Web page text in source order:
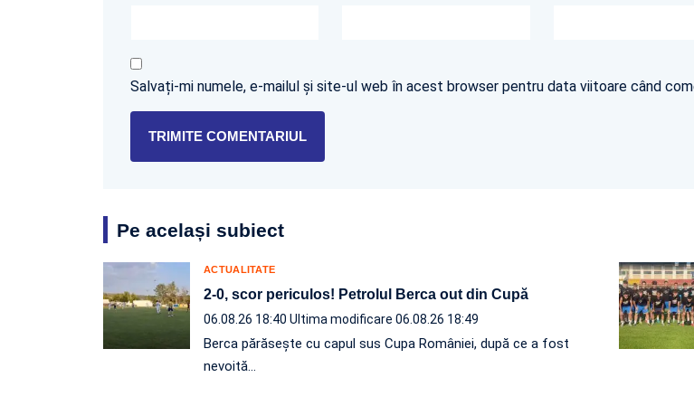
Salvați-mi numele, e-mailul și site-ul web în acest browser pentru data viitoare când
Pe același subiect
ACTUALITATE
2-0, scor periculos! Petrolul Berca out din Cupă
06.08.26 18:40 Ultima modificare 06.08.26 18:49
Berca părăsește cu capul sus Cupa României, după ce a fost
nevoită…